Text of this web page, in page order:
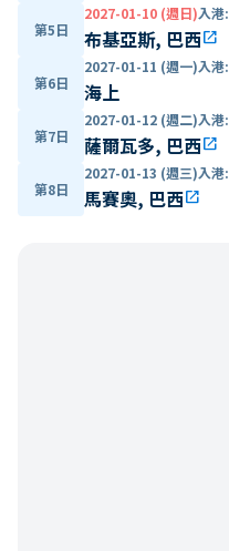
第5日
2027-01-10 (週日)入港:
布基亞斯, 巴西open_in_new
第6日
2027-01-11 (週一)入港:
海上
第7日
2027-01-12 (週二)入港:
薩爾瓦多, 巴西open_in_new
第8日
2027-01-13 (週三)入港:
馬賽奧, 巴西open_in_new